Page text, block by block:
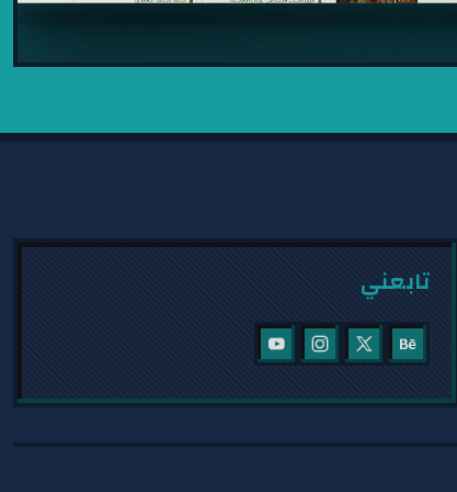
موسوعة اليَافعي: موقع ثقافي وتاريخي يضم
مقالات ووثائق وصور وفيديوهات، مع تصميم
سهل الاستخدام، ونظام...
تابعني